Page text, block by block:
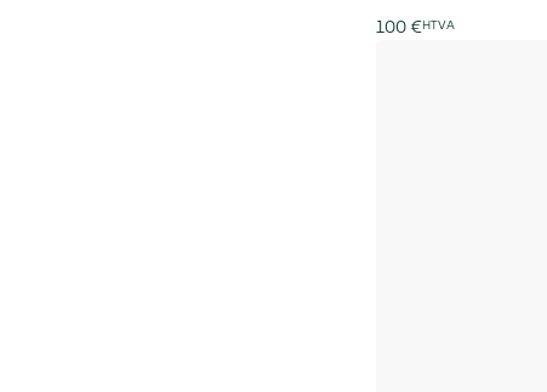
100 €HTVA